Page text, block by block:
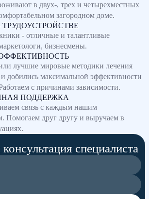
в двух-, трех и четырехместных
загородном доме.
- отличные и талантливые
бизнесмены.
лучшие мировые методики лечения
добились максимальной эффективности
с причинами зависимости.
ПОДДЕРЖКА
связь с каждым нашим
Помогаем друг другу и выручаем в
специалиста